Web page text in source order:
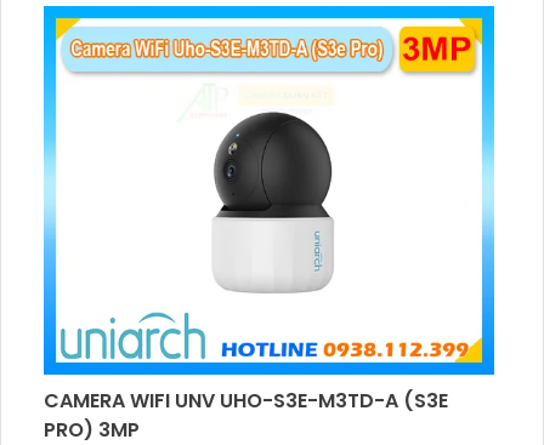
sáng ấm lên đến 10m.
CAMERA WIFI UNV UHO-S3E-M3TD-A (S3E
PRO) 3MP